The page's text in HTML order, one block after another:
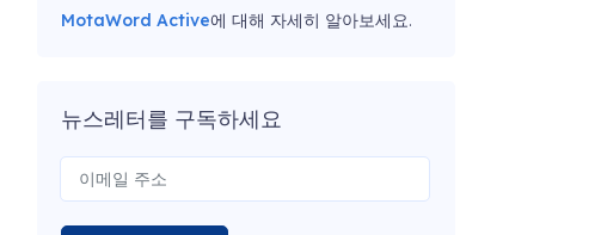
MotaWord Active에 대해 자세히 알아보세요.
뉴스레터를 구독하세요